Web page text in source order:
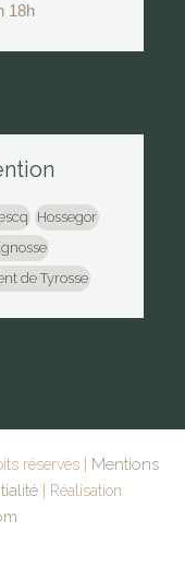
18h
Hossegor
de Tyrosse
réservés | Mentions
| Réalisation